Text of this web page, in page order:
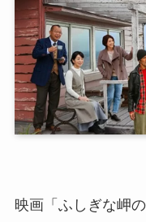
映画「ふしぎな岬